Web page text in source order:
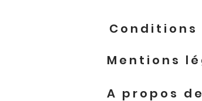
Conditions
Mentions
A propos